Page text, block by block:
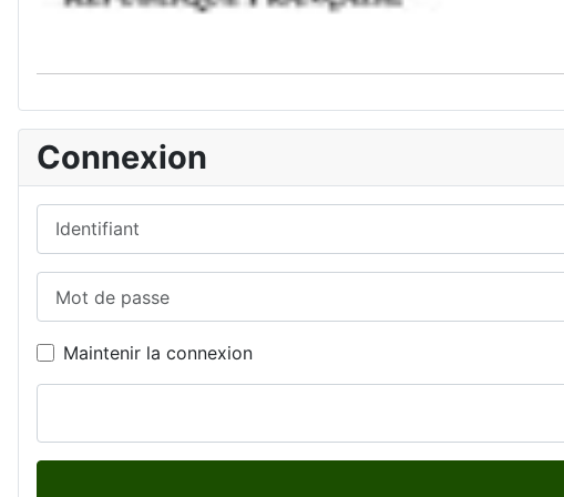
Connexion
Maintenir la connexion